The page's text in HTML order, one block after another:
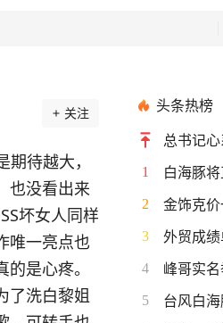
关注
待越大，
也没看出来
坏女人同样
唯一亮点也
是心疼。
了洗白黎姐
头条热榜
总书记
1 白海豚
2 金饰克
3 外贸成
4 峰哥实
5 台风白